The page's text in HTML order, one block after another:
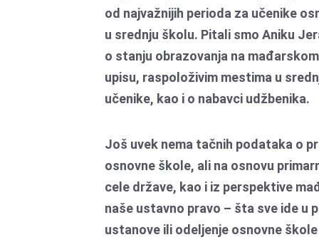
od najvažnijih perioda za učenike
u srednju školu. Pitali smo Aniku
o stanju obrazovanja na
upisu, raspoloživim mestima u
učenike, kao i o nabavci udžbenika.
Još uvek nema tačnih podataka o
osnovne škole, ali na osnovu
cele države, kao i iz perspektive
naše ustavno pravo – šta sve ide
ustanove ili odeljenje osnovne